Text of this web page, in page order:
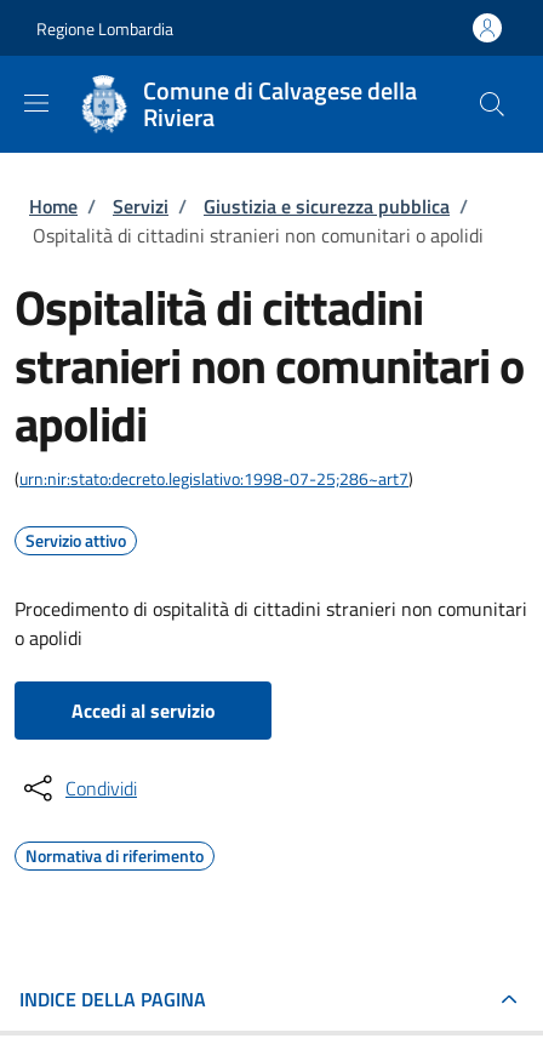
Regione Lombardia
Comune di Calvagese della
Riviera
Briciole di pane
Home / Servizi / Giustizia e sicurezza pubblica /
Ospitalità di cittadini stranieri non comunitari o apolidi
Ospitalità di cittadini
stranieri non comunitari o
apolidi
(urn:nir:stato:decreto.legislativo:1998-07-25;286~art7)
Servizio attivo
Procedimento di ospitalità di cittadini stranieri non comunitari
o apolidi
Accedi al servizio
Condividi
Normativa di riferimento
INDICE DELLA PAGINA